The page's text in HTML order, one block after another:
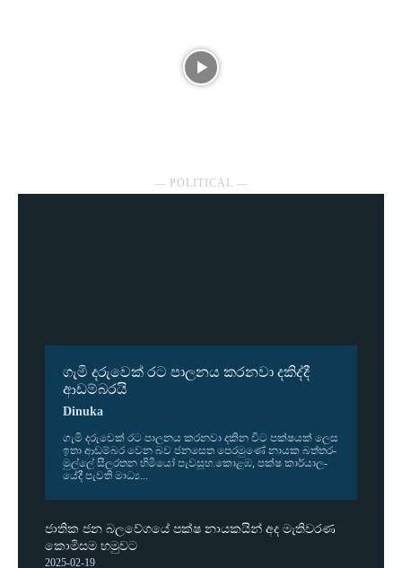
― POLITICAL ―
ගැමි දරුවෙක් රට පාලනය කරනවා දකිද්දී
ආඩම්බරයි
Dinuka
ගැමි දරු­වෙක් රට පාල­නය කර­නවා දකින විට පක්ෂ­යක් ලෙස
ඉතා ආඩ­ම්බර වෙන බව ජන­සෙත පෙර­මුණේ නායක බත්ත­ර­
මුල්ලේ සීල­ර­තන හිමියෝ පැව­සූහ.කොළඹ, පක්ෂ කාර්යා­ල­
යේදී පැවති මාධ්‍ය...
ජාතික ජන බලවේගයේ පක්ෂ නායකයින් අද මැතිවරණ
කොමිසම හමුවට
2025-02-19